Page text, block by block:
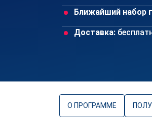
Ближайший набор
Доставка:
О ПРОГРАММЕ